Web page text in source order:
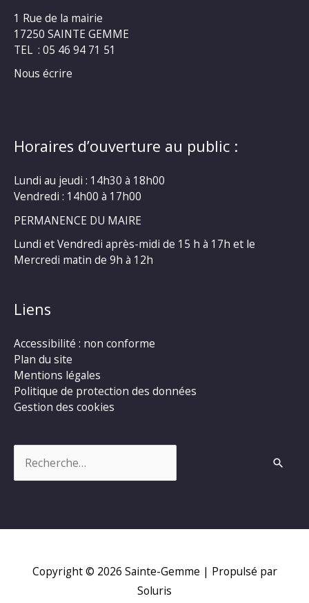
1 Rue de la mairie
17250 SAINTE GEMME
TEL : 05 46 94 71 51
Nous écrire
Horaires d’ouverture au public :
Lundi au jeudi : 14h30 à 18h00
Vendredi : 14h00 à 17h00
PERMANENCE DU MAIRE
Lundi et Vendredi après-midi de 15 h à 17h et le
Mercredi matin de 9h à 12h
Liens
Accessibilité : non conforme
Plan du site
Mentions légales
Politique de protection des données
Gestion des cookies
Copyright © 2026 Sainte-Gemme | Propulsé par
Soluris